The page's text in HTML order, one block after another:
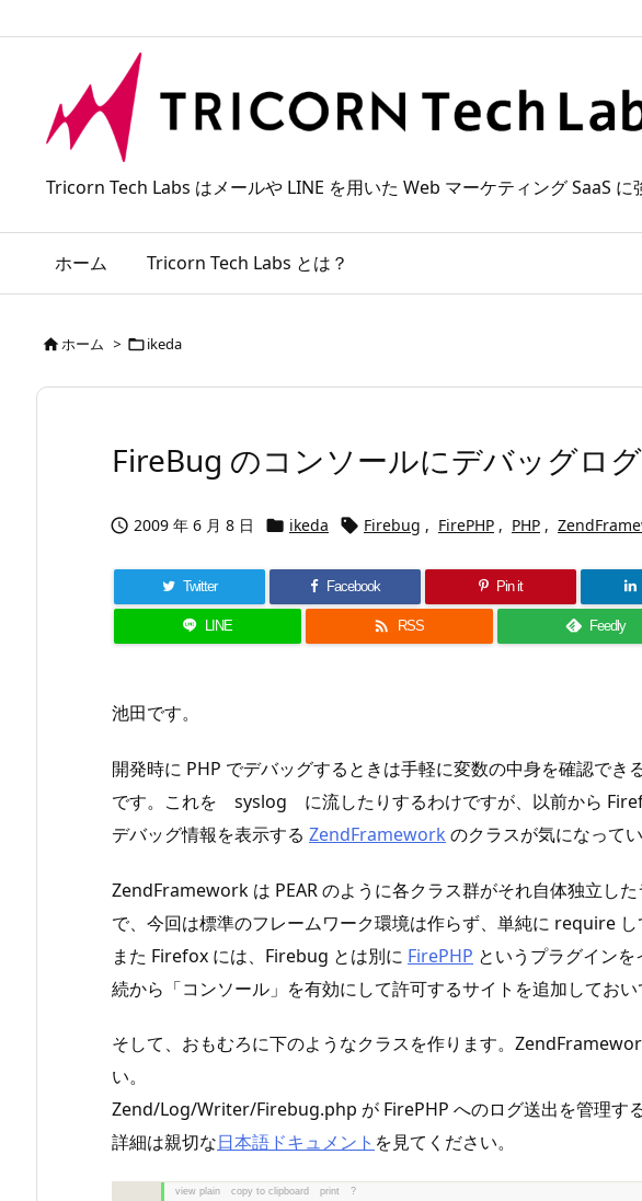
Tricorn Tech Labs はメールや LINE を用いた Web マーケティング SaaS に
ホーム Tricorn Tech Labs とは？
ホーム > ikeda
FireBug のコンソールにデバッグロ
 2009 年 6 月 8 日  ikeda  Firebug , FirePHP , PHP ,
Twitter Facebook Pin it
LINE  RSS Feedly
池田です。
開発時に PHP でデバッグするときは手軽に変数の中身を確認で
です。これを syslog に流したりするわけですが、以前から
デバッグ情報を表示する ZendFramework のクラスが気になって
ZendFramework は PEAR のように各クラス群がそれ自体独立し
で、今回は標準のフレームワーク環境は作らず、単純に require し
また Firefox には、Firebug とは別に FirePHP というプラグイン
続から「コンソール」を有効にして許可するサイトを追加しておい
そして、おもむろに下のようなクラスを作ります。
い。
Zend/Log/Writer/Firebug.php が FirePHP へのログ送出を管理する
詳細は親切な日本語ドキュメント を見てください。
view plain copy to clipboard print ?